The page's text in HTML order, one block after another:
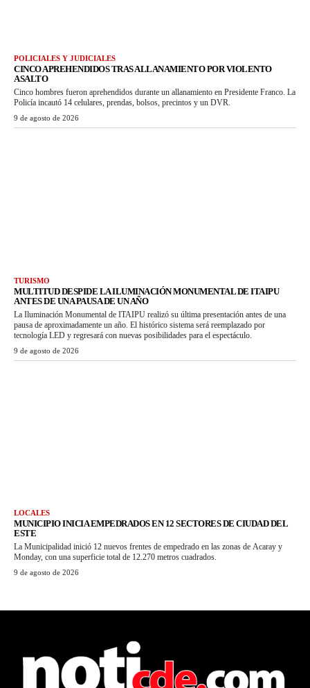
POLICIALES Y JUDICIALES
CINCO APREHENDIDOS TRAS ALLANAMIENTO POR VIOLENTO
ASALTO
Cinco hombres fueron aprehendidos durante un allanamiento en Presidente Franco. La
Policía incautó 14 celulares, prendas, bolsos, precintos y un DVR.
9 de agosto de 2026
TURISMO
MULTITUD DESPIDE LA ILUMINACIÓN MONUMENTAL DE ITAIPU
ANTES DE UNA PAUSA DE UN AÑO
La Iluminación Monumental de ITAIPU realizó su última presentación antes de una
pausa de aproximadamente un año. El histórico sistema será reemplazado por
tecnología LED y regresará con nuevas posibilidades para el espectáculo.
9 de agosto de 2026
LOCALES
MUNICIPIO INICIA EMPEDRADOS EN 12 SECTORES DE CIUDAD DEL
ESTE
La Municipalidad inició 12 nuevos frentes de empedrado en las zonas de Acaray y
Monday, con una superficie total de 12.270 metros cuadrados.
9 de agosto de 2026